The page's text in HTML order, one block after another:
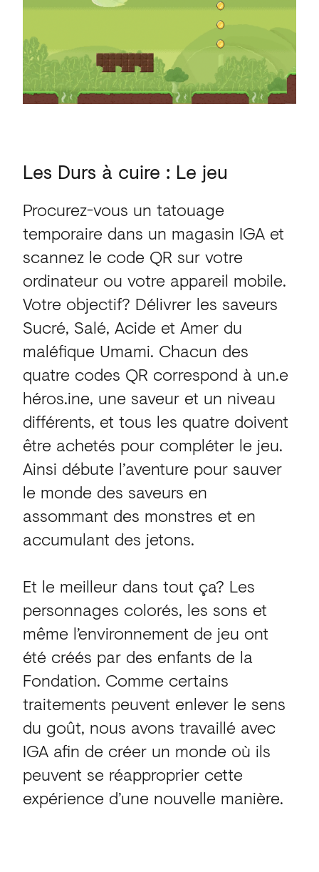
Les Durs à cuire : Le jeu
Procurez-vous un tatouage
temporaire dans un magasin IGA et
scannez le code QR sur votre
ordinateur ou votre appareil mobile.
Votre objectif? Délivrer les saveurs
Sucré, Salé, Acide et Amer du
maléfique Umami. Chacun des
quatre codes QR correspond à un.e
héros.ine, une saveur et un niveau
différents, et tous les quatre doivent
être achetés pour compléter le jeu.
Ainsi débute l’aventure pour sauver
le monde des saveurs en
assommant des monstres et en
accumulant des jetons.
Et le meilleur dans tout ça? Les
personnages colorés, les sons et
même l’environnement de jeu ont
été créés par des enfants de la
Fondation. Comme certains
traitements peuvent enlever le sens
du goût, nous avons travaillé avec
IGA afin de créer un monde où ils
peuvent se réapproprier cette
expérience d’une nouvelle manière.